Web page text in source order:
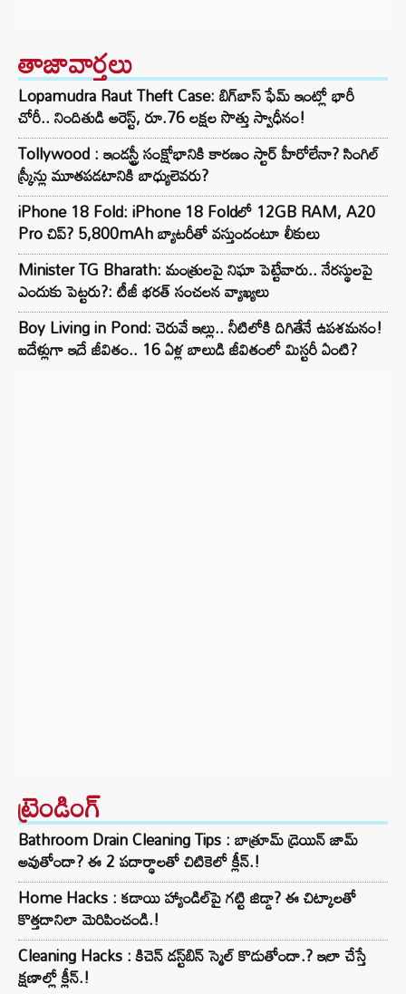
తాజావార్తలు
Lopamudra Raut Theft Case: బిగ్‌బాస్ ఫేమ్ ఇంట్లో భారీ
చోరీ.. నిందితుడి అరెస్ట్, రూ.76 లక్షల సొత్తు స్వాధీనం!
Tollywood : ఇండస్ట్రీ సంక్షోభానికి కారణం స్టార్ హీరోలేనా? సింగిల్
స్క్రీన్లు మూతపడటానికి బాధ్యులెవరు?
iPhone 18 Fold: iPhone 18 Fold‌లో 12GB RAM, A20
Pro చిప్? 5,800mAh బ్యాటరీతో వస్తుందంటూ లీకులు
Minister TG Bharath: మంత్రులపై నిఘా పెట్టేవారు.. నేరస్థులపై
ఎందుకు పెట్టరు?: టీజీ భరత్ సంచలన వ్యాఖ్యలు
Boy Living in Pond: చెరువే ఇల్లు.. నీటిలోకి దిగితేనే ఉపశమనం!
ఐదేళ్లుగా ఇదే జీవితం.. 16 ఏళ్ల బాలుడి జీవితంలో మిస్టరీ ఏంటి?
ట్రెండింగ్‌
Bathroom Drain Cleaning Tips : బాత్రూమ్ డ్రెయిన్ జామ్
అవుతోందా? ఈ 2 పదార్థాలతో చిటికెలో క్లీన్.!
Home Hacks : కడాయి హ్యాండిల్‌పై గట్టి జిడ్డా? ఈ చిట్కాలతో
కొత్తదానిలా మెరిపించండి.!
Cleaning Hacks : కిచెన్ డస్ట్‌బిన్ స్మెల్ కొడుతోందా.? ఇలా చేస్తే
క్షణాల్లో క్లీన్.!